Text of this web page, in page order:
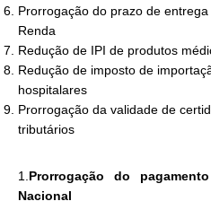
Prorrogação do prazo de
Renda
Redução de IPI de produtos
Redução de imposto de
hospitalares
Prorrogação da validade de
tributários
1. Prorrogação do
Nacional